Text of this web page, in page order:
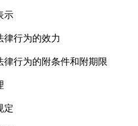
行为的效力
为的附条件和附期限